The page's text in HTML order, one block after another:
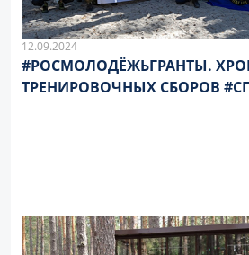
12.09.2024
#РОСМОЛОДЁЖЬГРАНТЫ.
ТРЕНИРОВОЧНЫХ СБОРОВ